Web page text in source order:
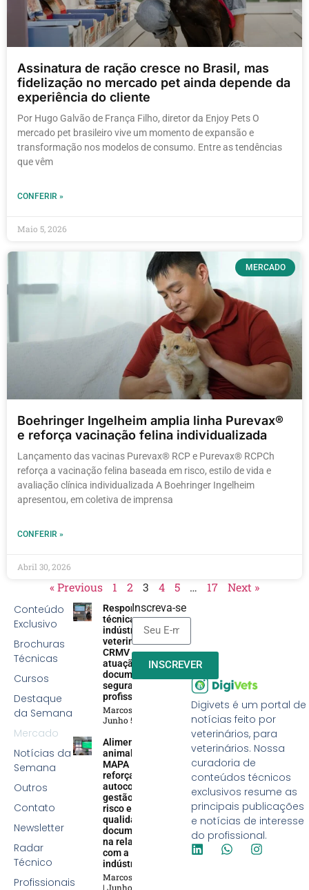
Assinatura de ração cresce no Brasil, mas
fidelização no mercado pet ainda depende da
experiência do cliente
Por Hugo Galvão de França Filho, diretor da Enjoy Pets O
mercado pet brasileiro vive um momento de expansão e
transformação nos modelos de consumo. Entre as tendências
que vêm
CONFERIR »
Maio 5, 2026
MERCADO
Boehringer Ingelheim amplia linha Purevax®
e reforça vacinação felina individualizada
Lançamento das vacinas Purevax® RCP e Purevax® RCPCh
reforça a vacinação felina baseada em risco, estilo de vida e
avaliação clínica individualizada A Boehringer Ingelheim
apresentou, em coletiva de imprensa
CONFERIR »
Abril 30, 2026
« Previous 1 2 3 4 5 … 17 Next »
Digivets é um portal de
notícias feito por
veterinários, para
veterinários. Nossa
curadoria de
conteúdos técnicos
exclusivos resume as
principais publicações
e notícias de interesse
do profissional.
Conteúdo
Exclusivo
Brochuras
Técnicas
Cursos
Destaque
da Semana
Mercado
Notícias da
Semana
Outros
Contato
Newsletter
Radar
Técnico
Profissionais
Responsabilidade
técnica na
indústria
veterinária:
CRMV reforça
atuação efetiva,
documentação e
segurança
profissional
Marcos Soares
Junho 5, 2026
Alimentação
animal:
MAPA
reforça
autocontrole,
gestão de
risco e
qualidade
documental
na relação
com a
indústria
Marcos Soares
Junho 5, 2026
Inscreva-se
INSCREVER